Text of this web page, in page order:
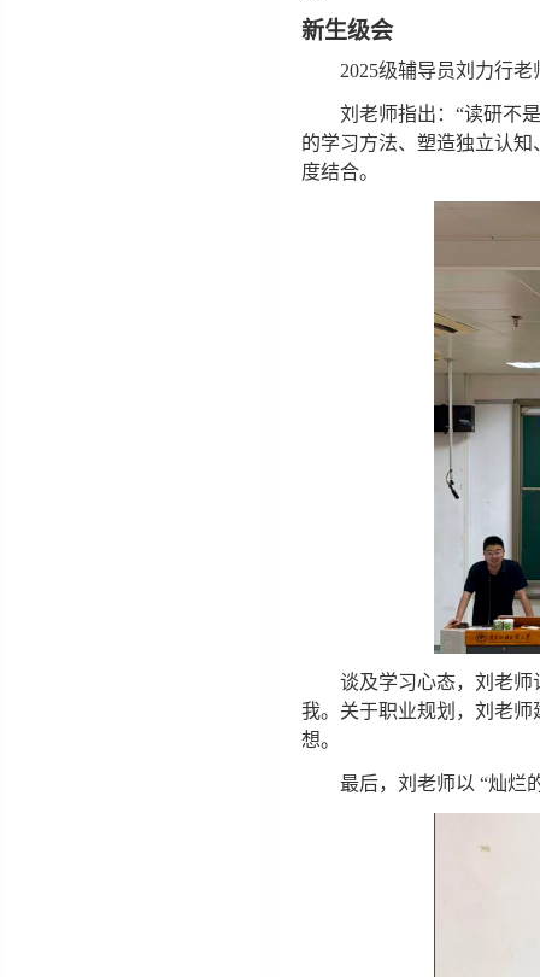
新生级会
2025级辅导员刘力行
刘老师指出： “读研不
的学习方法、塑造独立认
度结合。
谈及学习心态，刘老师
我。关于职业规划，刘老
想。
最后，刘老师以 “灿烂